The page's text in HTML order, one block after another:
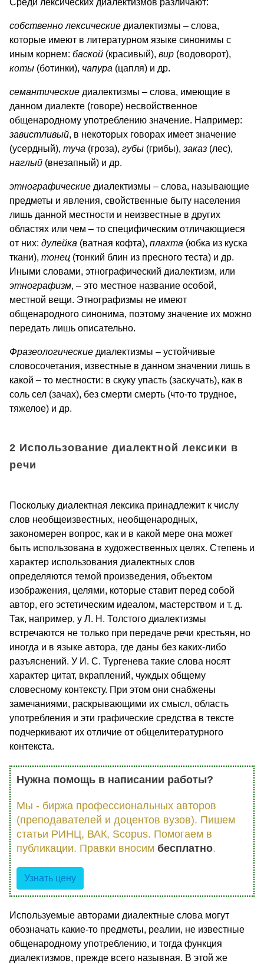
Среди лексических диалектизмов различают:
собственно лексические диалектизмы – слова,
которые имеют в литературном языке синонимы с
иным корнем: баской (красивый), вир (водоворот),
коты (ботинки), чапура (цапля) и др.
семантические диалектизмы – слова, имеющие в
данном диалекте (говоре) несвойственное
общенародному употреблению значение. Например:
завистливый, в некоторых говорах имеет значение
(усердный), туча (гроза), губы (грибы), заказ (лес),
наглый (внезапный) и др.
этнографические диалектизмы – слова, называющие
предметы и явления, свойственные быту населения
лишь данной местности и неизвестные в других
областях или чем – то специфическим отличающиеся
от них: дулейка (ватная кофта), плахта (юбка из куска
ткани), тонец (тонкий блин из пресного теста) и др.
Иными словами, этнографический диалектизм, или
этнографизм, – это местное название особой,
местной вещи. Этнографизмы не имеют
общенародного синонима, поэтому значение их можно
передать лишь описательно.
Фразеологические диалектизмы – устойчивые
словосочетания, известные в данном значении лишь в
какой – то местности: в скуку упасть (заскучать), как в
соль сел (зачах), без смерти смерть (что-то трудное,
тяжелое) и др.
2 Использование диалектной лексики в
речи
Поскольку диалектная лексика принадлежит к числу
слов необщеизвестных, необщенародных,
закономерен вопрос, как и в какой мере она может
быть использована в художественных целях. Степень и
характер использования диалектных слов
определяются темой произведения, объектом
изображения, целями, которые ставит перед собой
автор, его эстетическим идеалом, мастерством и т. д.
Так, например, у Л. Н. Толстого диалектизмы
встречаются не только при передаче речи крестьян, но
иногда и в языке автора, где даны без каких-либо
разъяснений. У И. С. Тургенева такие слова носят
характер цитат, вкраплений, чуждых общему
словесному контексту. При этом они снабжены
замечаниями, раскрывающими их смысл, область
употребления и эти графические средства в тексте
подчеркивают их отличие от общелитературного
контекста.
Нужна помощь в написании работы?
Мы - биржа профессиональных авторов
(преподавателей и доцентов вузов). Пишем
статьи РИНЦ, ВАК, Scopus. Помогаем в
публикации. Правки вносим бесплатно.
Узнать цену
Используемые авторами диалектные слова могут
обозначать какие-то предметы, реалии, не известные
общенародному употреблению, и тогда функция
диалектизмов, прежде всего назывная. В этой же